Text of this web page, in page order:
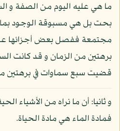
ما هي عليه اليوم من الصفة
بحت بل هي مسبوقة الوجود
مجتمعة ففصل بعض أجزائها
برهتين من الزمان و قد كانت
قضيت سبع سماوات في برهتين
و ثانيا: أن ما نراه من الأشياء
فمادة الماء هي مادة الحياة.